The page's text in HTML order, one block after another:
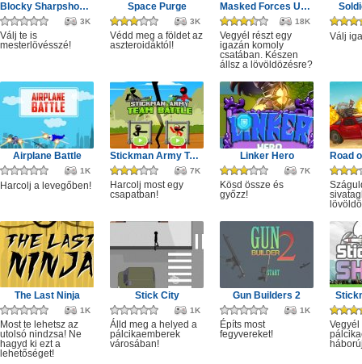
Blocky Sharpshooter
3K
Válj te is
mesterlövésszé!
Space Purge
3K
Védd meg a földet az
aszteroidáktól!
Masked Forces Unlimited
18K
Vegyél részt egy
igazán komoly
csatában. Készen
állsz a lövöldözésre?
Válj
Airplane Battle
1K
Harcolj a levegőben!
Stickman Army Team Battle
7K
Harcolj most egy
csapatban!
Linker Hero
7K
Kösd össze és
győzz!
The Last Ninja
1K
Most te lehetsz az
utolsó nindzsa! Ne
hagyd ki ezt a
lehetőséget!
Stick City
1K
Álld meg a helyed a
pálcikaemberek
városában!
Gun Builders 2
1K
Építs most
fegyvereket!
Vegyél